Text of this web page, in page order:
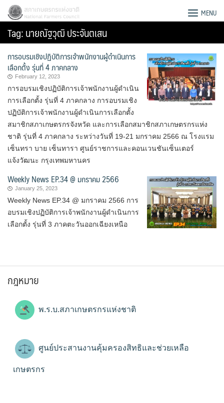
Skip
content
Search
for:
สภาเกษตรกรแห่งชาติ MENU
Tag:นายณัฐวุฒิ ประจันตเสน
การอบรมเชิงปฏิบัติการเจ้าพนักงานผู้ดำเนินการ
เลือกตั้ง รุ่นที่ 4 ภาคกลาง
February 12, 2023
การอบรมเชิงปฏิบัติการเจ้าพนักงานผู้ดำเนิน
การเลือกตั้ง รุ่นที่ 4 ภาคกลาง การอบรมเชิง
ปฏิบัติการเจ้าพนักงานผู้ดำเนินการเลือกตั้ง
สมาชิกสภาเกษตรกรจังหวัด และการเลือกสมาชิกสภาเกษตรกรแห่ง
ชาติ รุ่นที่ 4 ภาคกลาง ระหว่างวันที่ 19-21 มกราคม 2566 ณ โรงแรม
เซ็นทรา บาย เซ็นทารา ศูนย์ราชการและคอนเวนชันเซ็นเตอร์
แจ้งวัฒนะ กรุงเทพมหานคร
Weekly News EP.34 @ มกราคม 2566
January 25, 2023
Weekly News EP.34 @ มกราคม 2566 การ
อบรมเชิงปฏิบัติการเจ้าพนักงานผู้ดำเนินการ
เลือกตั้ง รุ่นที่ 3 ภาคตะวันออกเฉียงเหนือ
กฎหมาย
พ.ร.บ.สภาเกษตรกรแห่งชาติ
ศูนย์ประสานงานคุ้มครองสิทธิและช่วยเหลือ
เกษตรกร